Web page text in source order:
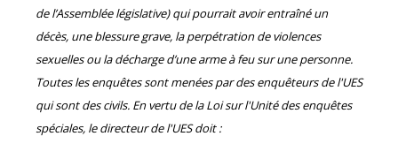
de l’Assemblée législative) qui pourrait avoir entraîné un
décès, une blessure grave, la perpétration de violences
sexuelles ou la décharge d’une arme à feu sur une personne.
Toutes les enquêtes sont menées par des enquêteurs de l'UES
qui sont des civils. En vertu de la Loi sur l'Unité des enquêtes
spéciales, le directeur de l'UES doit :